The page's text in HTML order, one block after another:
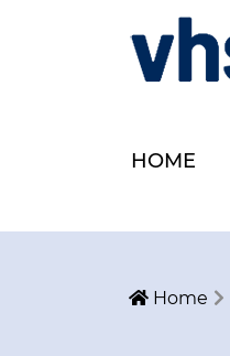
HOME
Home